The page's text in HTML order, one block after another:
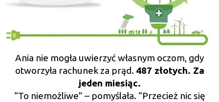
Ania nie mogła uwierzyć własnym oczom, gdy
otworzyła rachunek za prąd. 487 złotych. Za
jeden miesiąc.
“To niemożliwe” – pomyślała. “Przecież nic się